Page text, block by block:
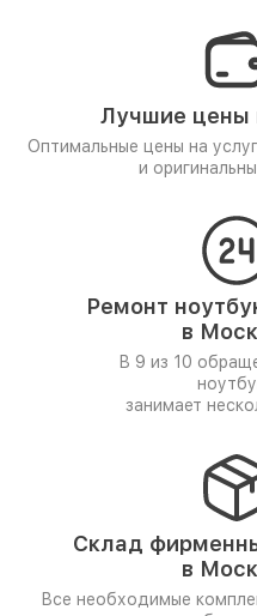
Лучшие цены
Оптимальные цены на
и
Ремонт
в
В 9 из 10
занимает
Склад
в
Все необходимые